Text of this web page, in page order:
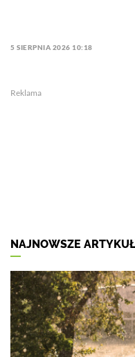
5 SIERPNIA 2026 10:18
Reklama
NAJNOWSZE